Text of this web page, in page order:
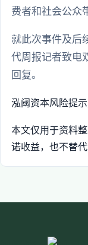
费者和社会公众
就此次事件及后
代周报记者致电
回复。
泓阈资本风险提示
本文仅用于资料
诺收益，也不替代